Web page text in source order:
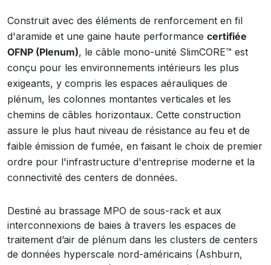
Construit avec des éléments de renforcement en fil
d'aramide et une gaine haute performance certifiée
OFNP (Plenum), le câble mono-unité SlimCORE™ est
conçu pour les environnements intérieurs les plus
exigeants, y compris les espaces aérauliques de
plénum, les colonnes montantes verticales et les
chemins de câbles horizontaux. Cette construction
assure le plus haut niveau de résistance au feu et de
faible émission de fumée, en faisant le choix de premier
ordre pour l'infrastructure d'entreprise moderne et la
connectivité des centers de données.
Destiné au brassage MPO de sous-rack et aux
interconnexions de baies à travers les espaces de
traitement d’air de plénum dans les clusters de centers
de données hyperscale nord-américains (Ashburn,